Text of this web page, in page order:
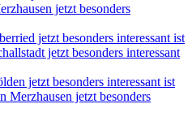
jetzt besonders
jetzt besonders interessant ist
jetzt besonders interessant
jetzt besonders interessant ist
Merzhausen jetzt besonders